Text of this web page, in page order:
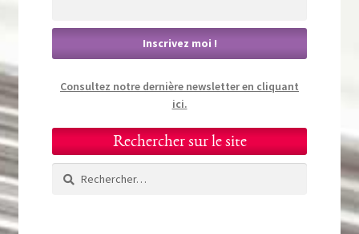
Consultez notre dernière newsletter en cliquant
ici.
Rechercher sur le site
Rechercher :